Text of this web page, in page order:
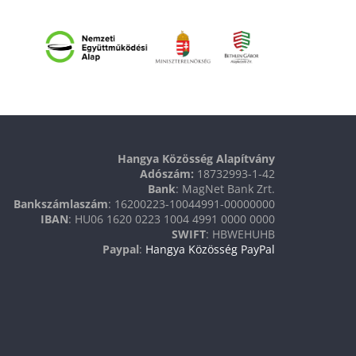
Hangya Közösség Alapítvány
Adószám: 18732993-1-42
Bank: MagNet Bank Zrt.
Bankszámlaszám: 16200223-10044991-00000000
IBAN: HU06 1620 0223 1004 4991 0000 0000
SWIFT: HBWEHUHB
Paypal: Hangya Közösség PayPal